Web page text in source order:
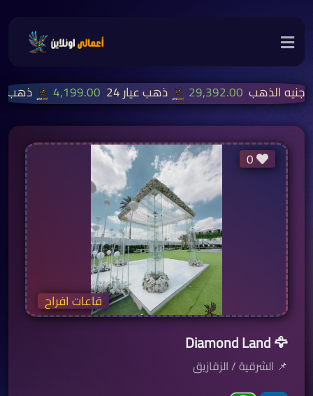
جنيه الذهب ذهب عيار 24 ذهب
قاعات افراح
🦅 Diamond Land
📌 الشرقية / الزقازيق